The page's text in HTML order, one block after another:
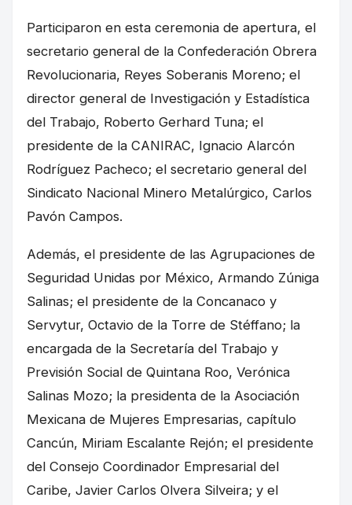
Participaron en esta ceremonia de apertura, el
secretario general de la Confederación Obrera
Revolucionaria, Reyes Soberanis Moreno; el
director general de Investigación y Estadística
del Trabajo, Roberto Gerhard Tuna; el
presidente de la CANIRAC, Ignacio Alarcón
Rodríguez Pacheco; el secretario general del
Sindicato Nacional Minero Metalúrgico, Carlos
Pavón Campos.
Además, el presidente de las Agrupaciones de
Seguridad Unidas por México, Armando Zúniga
Salinas; el presidente de la Concanaco y
Servytur, Octavio de la Torre de Stéffano; la
encargada de la Secretaría del Trabajo y
Previsión Social de Quintana Roo, Verónica
Salinas Mozo; la presidenta de la Asociación
Mexicana de Mujeres Empresarias, capítulo
Cancún, Miriam Escalante Rejón; el presidente
del Consejo Coordinador Empresarial del
Caribe, Javier Carlos Olvera Silveira; y el